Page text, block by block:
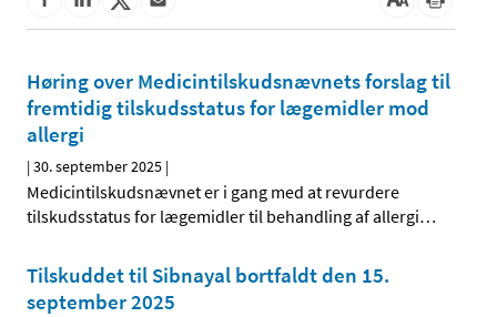
Høring over Medicintilskudsnævnets forslag til
fremtidig tilskudsstatus for lægemidler mod
allergi
|30. september 2025 |
Medicintilskudsnævnet er i gang med at revurdere
tilskudsstatus for lægemidler til behandling af allergi…
Tilskuddet til Sibnayal bortfaldt den 15.
september 2025